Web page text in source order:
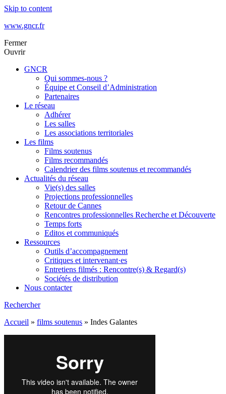
Skip to content
www.gncr.fr
Fermer
Ouvrir
GNCR
Qui sommes-nous ?
Équipe et Conseil d’Administration
Partenaires
Le réseau
Adhérer
Les salles
Les associations territoriales
Les films
Films soutenus
Films recommandés
Calendrier des films soutenus et recommandés
Actualités du réseau
Vie(s) des salles
Projections professionnelles
Retour de Cannes
Rencontres professionnelles Recherche et Découverte
Temps forts
Editos et communiqués
Ressources
Outils d’accompagnement
Critiques et intervenant·es
Entretiens filmés : Rencontre(s) & Regard(s)
Sociétés de distribution
Nous contacter
Rechercher
Accueil » films soutenus » Indes Galantes